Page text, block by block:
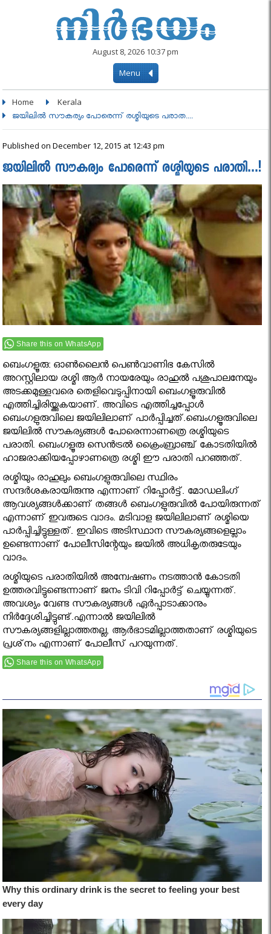
August 8, 2026 10:37 pm
Menu
Home Kerala
ജയിലില്‍ സൗകര്യം പോരെന്ന് രശ്മിയുടെ പരാത....
Published on December 12, 2015 at 12:43 pm
ജയിലില്‍ സൗകര്യം പോരെന്ന് രശ്മിയുടെ പരാതി…!
Share this on WhatsApp
ബെംഗളൂരു: ഓണ്‍ലൈന്‍ പെണ്‍വാണിഭ കേസില്‍
അറസ്റ്റിലായ രശ്മി ആര്‍ നായരേയും രാഹുല്‍ പശുപാലനേയും
അടക്കമുള്ളവരെ തെളിവെടുപ്പിനായി ബെംഗളൂരുവില്‍
എത്തിച്ചിരിയ്ക്കുകയാണ്. അവിടെ എത്തിച്ചപ്പോള്‍
ബെംഗളുരുവിലെ ജയിലിലാണ് പാര്‍പ്പിച്ചത്.ബെംഗളൂരുവിലെ
ജയിലില്‍ സൗകര്യങ്ങള്‍ പോരെന്നാണത്രെ രശ്മിയുടെ
പരാതി. ബെംഗളൂരു സെന്‍ട്രല്‍ ക്രൈംബ്രാഞ്ച് കോടതിയില്‍
ഹാജരാക്കിയപ്പോഴാണത്രെ രശ്മി ഈ പരാതി പറഞ്ഞത്.
രശ്മിയും രാഹുലും ബെംഗളുരുവിലെ സ്ഥിരം
സന്ദര്‍ശകരായിരുന്നു എന്നാണ് റിപ്പോര്‍ട്ട്. മോഡലിംഗ്
ആവശ്യങ്ങള്‍ക്കാണ് തങ്ങള്‍ ബെംഗളുരുവില്‍ പോയിരുന്നത്
എന്നാണ് ഇവരുടെ വാദം. മടിവാള ജയിലിലാണ് രശ്മിയെ
പാര്‍പ്പിച്ചിട്ടുള്ളത്. ഇവിടെ അടിസ്ഥാന സൗകര്യങ്ങളെല്ലാം
ഉണ്ടെന്നാണ് പോലീസിന്റേയും ജയില്‍ അധികൃതരുടേയും
വാദം.
രശ്മിയുടെ പരാതിയില്‍ അന്വേഷണം നടത്താന്‍ കോടതി
ഉത്തരവിട്ടുണ്ടെന്നാണ് ജനം ടിവി റിപ്പോര്‍ട്ട് ചെയ്യുന്നത്.
അവശ്യം വേണ്ട സൗകര്യങ്ങള്‍ ഏര്‍പ്പാടാക്കാനും
നിര്‍ദ്ദേശിച്ചിട്ടുണ്ട്.എന്നാൽ ജയിലില്‍
സൗകര്യങ്ങളില്ലാത്തതല്ല, ആര്‍ഭാടമില്ലാത്തതാണ് രശ്മിയുടെ
പ്രശ്‌നം എന്നാണ് പോലീസ് പറയുന്നത്.
Share this on WhatsApp